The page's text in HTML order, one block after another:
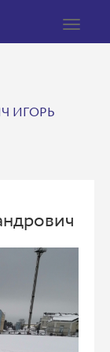
Toggle
ИГОРЬ